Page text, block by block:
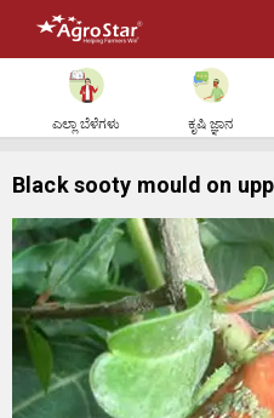
ಎಲ್ಲಾ ಬೆಳೆಗಳು ಕೃಷಿ ಜ್ಞಾನ
Black sooty mould on